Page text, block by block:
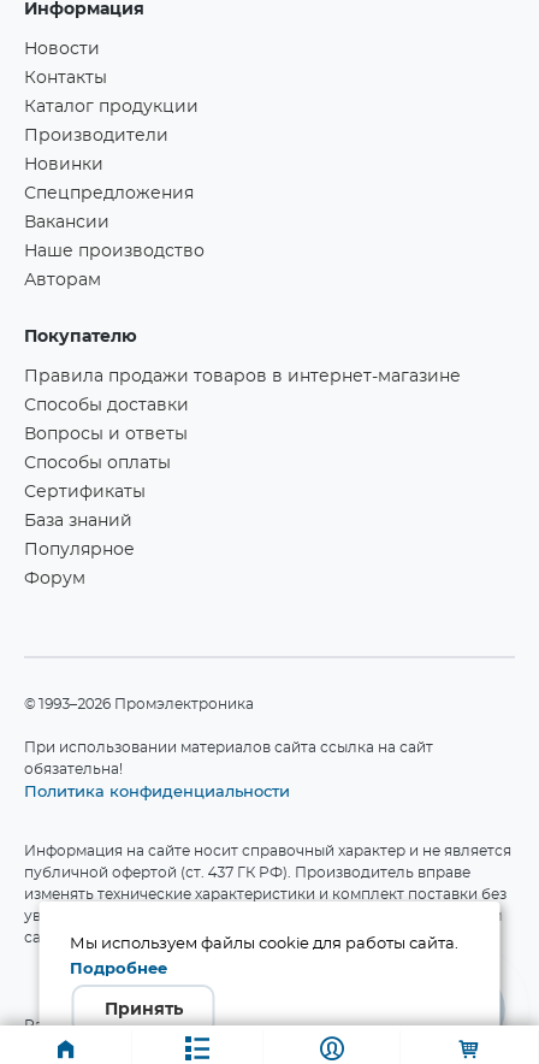
Информация
Новости
Контакты
Каталог продукции
Производители
Новинки
Спецпредложения
Вакансии
Наше производство
Авторам
Покупателю
Правила продажи товаров в интернет-магазине
Способы доставки
Вопросы и ответы
Способы оплаты
Сертификаты
База знаний
Популярное
Форум
©1993–2026 Промэлектроника
При использовании материалов сайта ссылка на сайт
обязательна!
Политика конфиденциальности
Информация на сайте носит справочный характер и не является
публичной офертой (ст. 437 ГК РФ). Производитель вправе
изменять технические характеристики и комплект поставки без
уведомления. Актуальные данные приведены на официальном
сайте производителя.
Разработка сайта
Мы используем файлы cookie для работы сайта.
Подробнее
Принять